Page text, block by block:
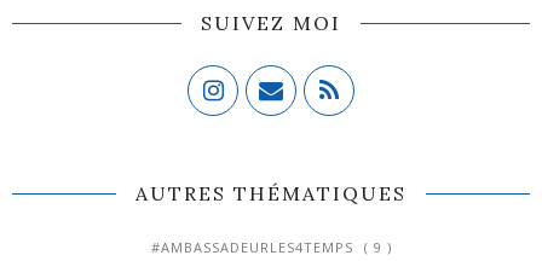
SUIVEZ MOI
AUTRES THÉMATIQUES
#AMBASSADEURLES4TEMPS ( 9 )